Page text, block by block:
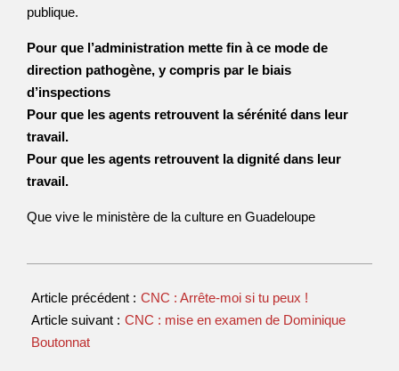
publique.
Pour que l’administration mette fin à ce mode de
direction pathogène, y compris par le biais
d’inspections
Pour que les agents retrouvent la sérénité dans leur
travail.
Pour que les agents retrouvent la dignité dans leur
travail.
Que vive le ministère de la culture en Guadeloupe
Article précédent : CNC : Arrête-moi si tu peux !
Article suivant : CNC : mise en examen de Dominique
Boutonnat